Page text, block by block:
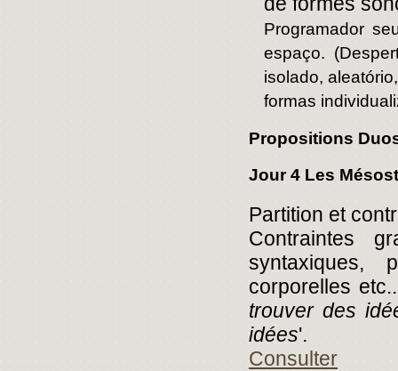
Programador
espaço.
isolado,
formas
Propositions
Jour 4 Les
Partition et
Contraintes
syntaxiques,
corporelles
trouver des
idées'.
Consulter